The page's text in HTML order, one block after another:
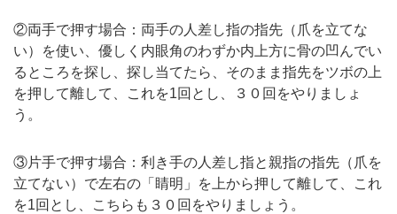
②両手で押す場合：両手の人差し指の指先（爪を立てな
い）を使い、優しく内眼角のわずか内上方に骨の凹んでい
るところを探し、探し当てたら、そのまま指先をツボの上
を押して離して、これを1回とし、３０回をやりましょ
う。
③片手で押す場合：利き手の人差し指と親指の指先（爪を
立てない）で左右の「睛明」を上から押して離して、これ
を1回とし、こちらも３０回をやりましょう。